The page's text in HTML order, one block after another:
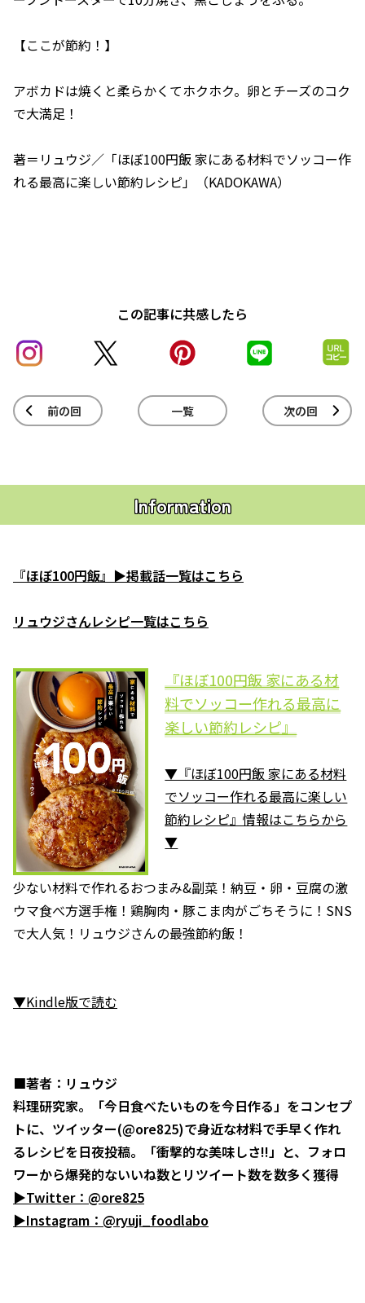
【ここが節約！】
アボカドは焼くと柔らかくてホクホク。卵とチーズのコク
で大満足！
著＝リュウジ／「ほぼ100円飯 家にある材料でソッコー作
れる最高に楽しい節約レシピ」（KADOKAWA）
この記事に共感したら
前の回 一覧 次の回
Information
『ほぼ100円飯』▶掲載話一覧はこちら
リュウジさんレシピ一覧はこちら
『ほぼ100円飯 家にある材
料でソッコー作れる最高に
楽しい節約レシピ』
▼『ほぼ100円飯 家にある材料
でソッコー作れる最高に楽しい
節約レシピ』情報はこちらから
▼
少ない材料で作れるおつまみ&副菜！納豆・卵・豆腐の激
ウマ食べ方選手権！鶏胸肉・豚こま肉がごちそうに！SNS
で大人気！リュウジさんの最強節約飯！
▼Kindle版で読む
■著者：リュウジ
料理研究家。「今日食べたいものを今日作る」をコンセプ
トに、ツイッター(@ore825)で身近な材料で手早く作れ
るレシピを日夜投稿。「衝撃的な美味しさ!!」と、フォロ
ワーから爆発的ないいね数とリツイート数を数多く獲得
▶Twitter：@ore825
▶Instagram：@ryuji_foodlabo